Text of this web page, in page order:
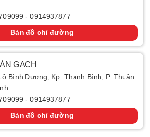
-0914937877
Bản đồ chỉ đường
GẠCH
Bình Dương, Kp. Thạnh Bình, P. Thuận
-0914937877
Bản đồ chỉ đường